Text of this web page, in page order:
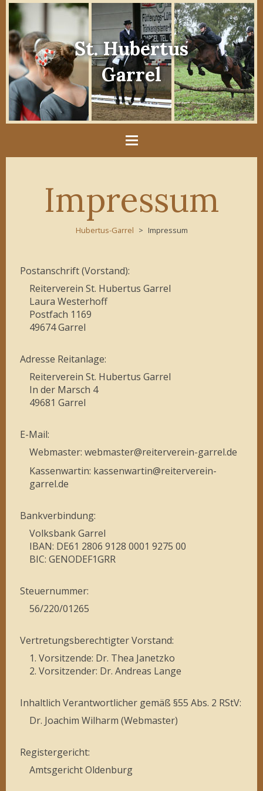
St. Hubertus
Garrel
Impressum
Hubertus-Garrel Impressum
Postanschrift (Vorstand):
Reiterverein St. Hubertus Garrel
Laura Westerhoff
Postfach 1169
49674 Garrel
Adresse Reitanlage:
Reiterverein St. Hubertus Garrel
In der Marsch 4
49681 Garrel
E-Mail:
Webmaster: webmaster@reiterverein-garrel.de
Kassenwartin: kassenwartin@reiterverein-
garrel.de
Bankverbindung:
Volksbank Garrel
IBAN: DE61 2806 9128 0001 9275 00
BIC: GENODEF1GRR
Steuernummer:
56/220/01265
Vertretungsberechtigter Vorstand:
1. Vorsitzende: Dr. Thea Janetzko
2. Vorsitzender: Dr. Andreas Lange
Inhaltlich Verantwortlicher gemäß §55 Abs. 2 RStV:
Dr. Joachim Wilharm (Webmaster)
Registergericht:
Amtsgericht Oldenburg